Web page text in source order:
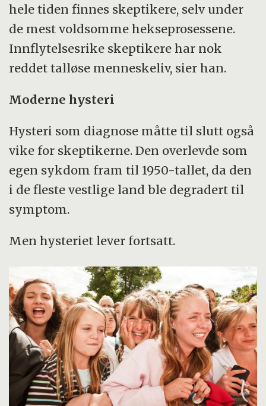
hele tiden finnes skeptikere, selv under
de mest voldsomme hekseprosessene.
Innflytelsesrike skeptikere har nok
reddet talløse menneskeliv, sier han.
Moderne hysteri
Hysteri som diagnose måtte til slutt også
vike for skeptikerne. Den overlevde som
egen sykdom fram til 1950-tallet, da den
i de fleste vestlige land ble degradert til
symptom.
Men hysteriet lever fortsatt.